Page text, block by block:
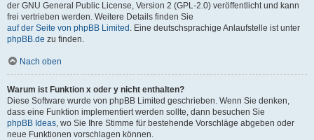
der GNU General Public License, Version 2 (GPL-2.0) veröffentlicht und kann
frei vertrieben werden. Weitere Details finden Sie
auf der Seite von phpBB Limited . Eine deutschsprachige Anlaufstelle ist unter
phpBB.de zu finden.
Nach oben
Warum ist Funktion x oder y nicht enthalten?
Diese Software wurde von phpBB Limited geschrieben. Wenn Sie denken,
dass eine Funktion implementiert werden sollte, dann besuchen Sie
phpBB Ideas, wo Sie Ihre Stimme für bestehende Vorschläge abgeben oder
neue Funktionen vorschlagen können.